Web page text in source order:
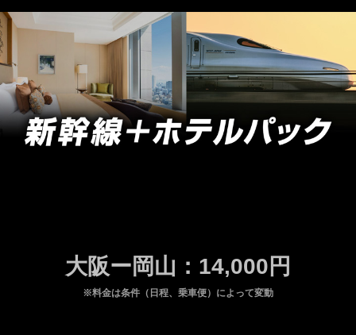
大阪ー岡山：14,000円
※料金は条件（日程、乗車便）によって変動